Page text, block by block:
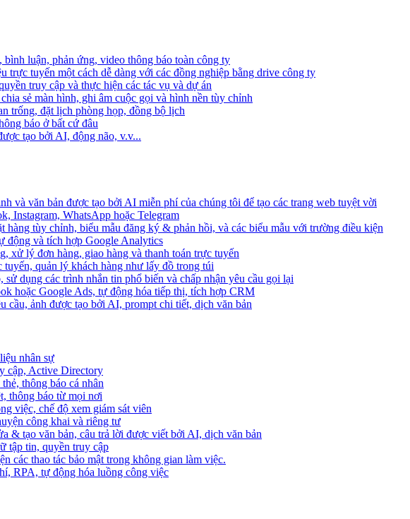
luận, phản ứng, video thông báo toàn công ty
trực tuyến một cách dễ dàng với các đồng nghiệp bằng drive công ty
truy cập và thực hiện các tác vụ và dự án
sẻ màn hình, ghi âm cuộc gọi và hình nền tùy chỉnh
trống, đặt lịch phòng họp, đồng bộ lịch
báo ở bất cứ đâu
tạo bởi AI, động não, v.v...
và văn bản được tạo bởi AI miễn phí của chúng tôi để tạo các trang web tuyệt vời
Instagram, WhatsApp hoặc Telegram
hàng tùy chỉnh, biểu mẫu đăng ký & phản hồi, và các biểu mẫu với trường điều kiện
động và tích hợp Google Analytics
xử lý đơn hàng, giao hàng và thanh toán trực tuyến
quản lý khách hàng như lấy đồ trong túi
dụng các trình nhắn tin phổ biến và chấp nhận yêu cầu gọi lại
hoặc Google Ads, tự động hóa tiếp thị, tích hợp CRM
cầu, ảnh được tạo bởi AI, prompt chi tiết, dịch văn bản
nhân sự
cập, Active Directory
thông báo cá nhân
thông báo từ mọi nơi
việc, chế độ xem giám sát viên
công khai và riêng tư
& tạo văn bản, câu trả lời được viết bởi AI, dịch văn bản
tập tin, quyền truy cập
các thao tác bảo mật trong không gian làm việc.
RPA, tự động hóa luồng công việc